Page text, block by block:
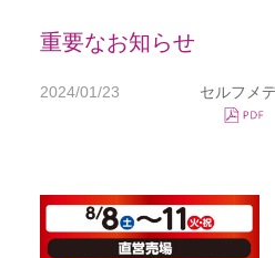
重要なお知らせ
2024/01/23 セルフメ